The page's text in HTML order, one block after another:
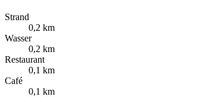
Strand
0,2 km
Wasser
0,2 km
Restaurant
0,1 km
Café
0,1 km